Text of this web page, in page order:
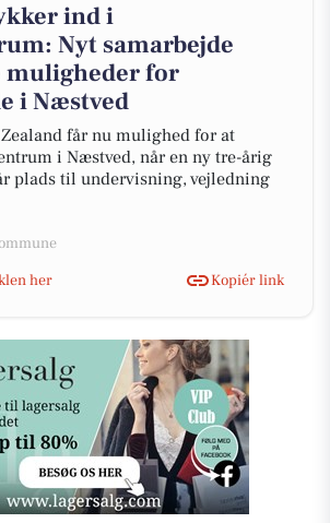
ind i
Nyt samarbejde
muligheder for
i Næstved
får nu mulighed for at
i Næstved, når en ny tre-årig
plads til undervisning, vejledning
her
Kopiér link